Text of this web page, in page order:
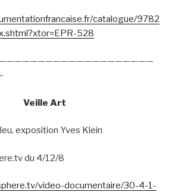
catalogue/9782
528
Veille Art
exposition Yves Klein
du 4/12/8
video-documentaire/30-4-1-